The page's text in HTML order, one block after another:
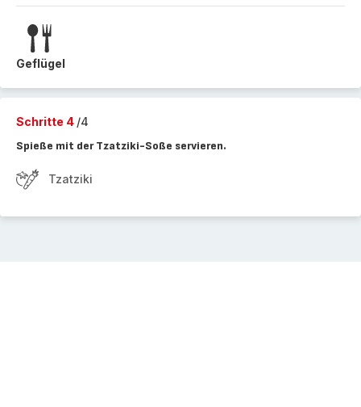
Geflügel
Schritte 4 /4
Spieße mit der Tzatziki-Soße servieren.
Tzatziki